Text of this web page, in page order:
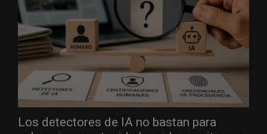
Los detectores de IA no bastan para